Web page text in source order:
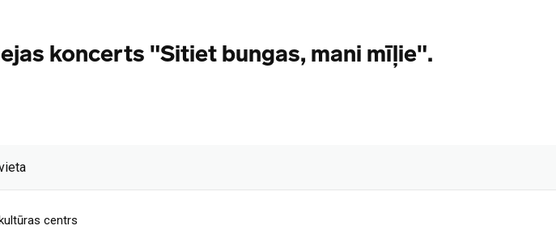
koncerts "Sitiet bungas, mani mīļie".
centrs